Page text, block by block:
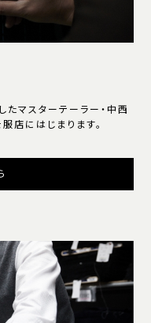
マスターテーラー・中西
店にはじまります。